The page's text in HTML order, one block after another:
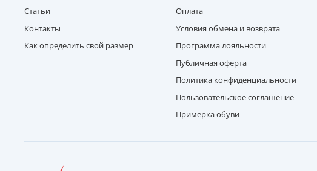
Статьи
Контакты
Как определить свой размер
Оплата
Условия обмена и возврата
Программа лояльности
Публичная оферта
Политика конфиденциальности
Пользовательское соглашение
Примерка обуви